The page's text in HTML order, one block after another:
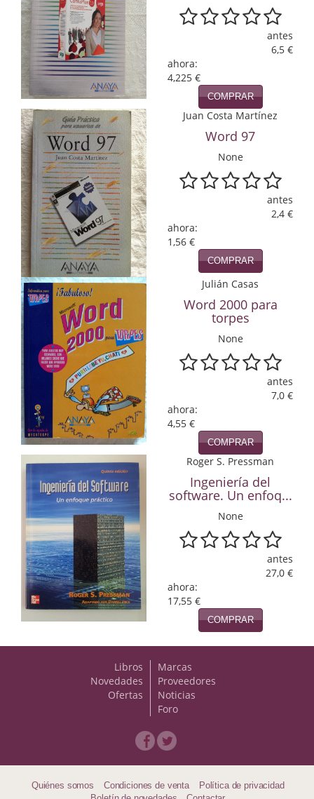
Física y Química
Física y química
Guerra Civil Española
historia
Infantil y juvenil
Infantil y juvenil. Nuevo!!
Infantil y juvenil. Nuevo!!!
Informática
Literatura fantástica
Literatura hispanoamericana
Local
Mafia y espionaje
Matemáticas
Medicina
Música
Naturaleza
Novela Extranjera
Novela fantástica
Novela histórica
Novela negra
Poesía
antes
6,5 €
ahora:
4,225 €
COMPRAR
Juan Costa Martínez
Word 97
None
antes
2,4 €
ahora:
1,56 €
COMPRAR
Julián Casas
Word 2000 para
torpes
None
antes
7,0 €
ahora:
4,55 €
COMPRAR
Roger S. Pressman
Ingeniería del
software. Un enfoq...
None
antes
27,0 €
ahora:
17,55 €
COMPRAR
Libros
Novedades
Ofertas
Marcas
Proveedores
Noticias
Foro
Quiénes somos Condiciones de venta
Política de privacidad